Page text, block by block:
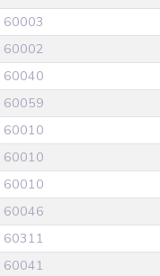
60003
60002
60040
60059
60010
60010
60010
60046
60311
60041